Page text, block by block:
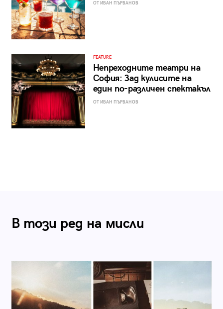
ОТ ИВАН ПЪРВАНОВ
FEATURE
Непреходните театри на
София: Зад кулисите на
един по-различен спектакъл
ОТ ИВАН ПЪРВАНОВ
В този ред на мисли